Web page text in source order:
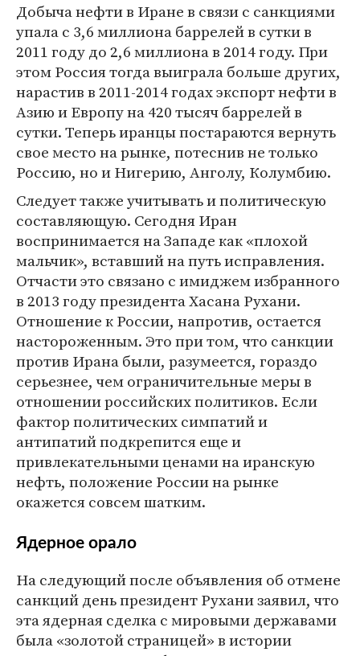
Добыча нефти в Иране в связи с санкциями
упала с 3,6 миллиона баррелей в сутки в
2011 году до 2,6 миллиона в 2014 году. При
этом Россия тогда выиграла больше других,
нарастив в 2011-2014 годах экспорт нефти в
Азию и Европу на 420 тысяч баррелей в
сутки. Теперь иранцы постараются вернуть
свое место на рынке, потеснив не только
Россию, но и Нигерию, Анголу, Колумбию.
Следует также учитывать и политическую
составляющую. Сегодня Иран
воспринимается на Западе как «плохой
мальчик», вставший на путь исправления.
Отчасти это связано с имиджем избранного
в 2013 году президента Хасана Рухани.
Отношение к России, напротив, остается
настороженным. Это при том, что санкции
против Ирана были, разумеется, гораздо
серьезнее, чем ограничительные меры в
отношении российских политиков. Если
фактор политических симпатий и
антипатий подкрепится еще и
привлекательными ценами на иранскую
нефть, положение России на рынке
окажется совсем шатким.
Ядерное орало
На следующий после объявления об отмене
санкций день президент Рухани заявил, что
эта ядерная сделка с мировыми державами
была «золотой страницей» в истории